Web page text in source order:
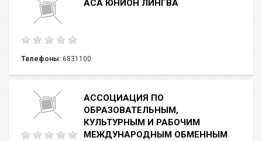
АСА ЮНИОН ЛИНГВА
Телефоны: 6831100
АССОЦИАЦИЯ ПО
ОБРАЗОВАТЕЛЬНЫМ,
КУЛЬТУРНЫМ И РАБОЧИМ
МЕЖДУНАРОДНЫМ ОБМЕННЫМ